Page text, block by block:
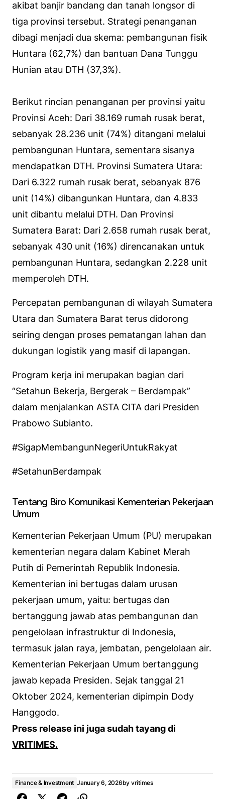
akibat banjir bandang dan tanah longsor di
tiga provinsi tersebut. Strategi penanganan
dibagi menjadi dua skema: pembangunan fisik
Huntara (62,7%) dan bantuan Dana Tunggu
Hunian atau DTH (37,3%).
Berikut rincian penanganan per provinsi yaitu
Provinsi Aceh: Dari 38.169 rumah rusak berat,
sebanyak 28.236 unit (74%) ditangani melalui
pembangunan Huntara, sementara sisanya
mendapatkan DTH. Provinsi Sumatera Utara:
Dari 6.322 rumah rusak berat, sebanyak 876
unit (14%) dibangunkan Huntara, dan 4.833
unit dibantu melalui DTH. Dan Provinsi
Sumatera Barat: Dari 2.658 rumah rusak berat,
sebanyak 430 unit (16%) direncanakan untuk
pembangunan Huntara, sedangkan 2.228 unit
memperoleh DTH.
Percepatan pembangunan di wilayah Sumatera
Utara dan Sumatera Barat terus didorong
seiring dengan proses pematangan lahan dan
dukungan logistik yang masif di lapangan.
Program kerja ini merupakan bagian dari
“Setahun Bekerja, Bergerak – Berdampak”
dalam menjalankan ASTA CITA dari Presiden
Prabowo Subianto.
#SigapMembangunNegeriUntukRakyat
#SetahunBerdampak
Tentang Biro Komunikasi Kementerian Pekerjaan
Umum
Kementerian Pekerjaan Umum (PU) merupakan
kementerian negara dalam Kabinet Merah
Putih di Pemerintah Republik Indonesia.
Kementerian ini bertugas dalam urusan
pekerjaan umum, yaitu: bertugas dan
bertanggung jawab atas pembangunan dan
pengelolaan infrastruktur di Indonesia,
termasuk jalan raya, jembatan, pengelolaan air.
Kementerian Pekerjaan Umum bertanggung
jawab kepada Presiden. Sejak tanggal 21
Oktober 2024, kementerian dipimpin Dody
Hanggodo.
Press release ini juga sudah tayang di
VRITIMES.
Finance & Investment January 6, 2026by vritimes